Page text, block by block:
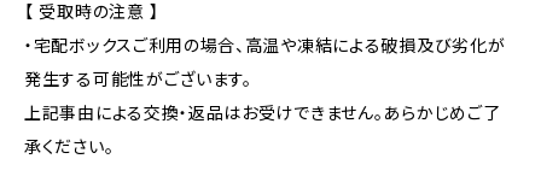
【 受取時の注意 】
・宅配ボックスご利用の場合、高温や凍結による破損及び劣化が
発生する可能性がございます。
上記事由による交換・返品はお受けできません。あらかじめご了
承ください。